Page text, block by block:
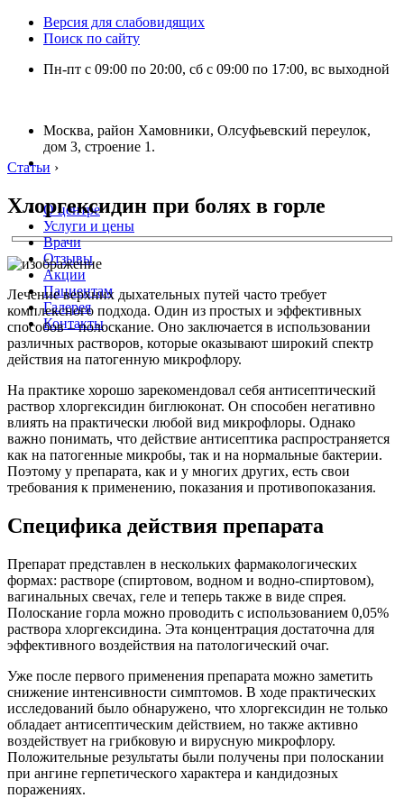
Версия для слабовидящих
Поиск по сайту
Пн-пт с 09:00 по 20:00, сб с 09:00 по 17:00, вс выходной
Москва, район Хамовники, Олсуфьевский переулок,
дом 3, строение 1.
О центре
Услуги и цены
Врачи
Отзывы
Акции
Пациентам
Галерея
Контакты
Статьи ›
Хлоргексидин при болях в горле
Лечение верхних дыхательных путей часто требует
комплексного подхода. Один из простых и эффективных
способов – полоскание. Оно заключается в использовании
различных растворов, которые оказывают широкий спектр
действия на патогенную микрофлору.
На практике хорошо зарекомендовал себя антисептический
раствор хлоргексидин биглюконат. Он способен негативно
влиять на практически любой вид микрофлоры. Однако
важно понимать, что действие антисептика распространяется
как на патогенные микробы, так и на нормальные бактерии.
Поэтому у препарата, как и у многих других, есть свои
требования к применению, показания и противопоказания.
Специфика действия препарата
Препарат представлен в нескольких фармакологических
формах: растворе (спиртовом, водном и водно-спиртовом),
вагинальных свечах, геле и теперь также в виде спрея.
Полоскание горла можно проводить с использованием 0,05%
раствора хлоргексидина. Эта концентрация достаточна для
эффективного воздействия на патологический очаг.
Уже после первого применения препарата можно заметить
снижение интенсивности симптомов. В ходе практических
исследований было обнаружено, что хлоргексидин не только
обладает антисептическим действием, но также активно
воздействует на грибковую и вирусную микрофлору.
Положительные результаты были получены при полоскании
при ангине герпетического характера и кандидозных
поражениях.